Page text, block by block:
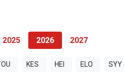
2025 2026 2027
KES HEI ELO SYY